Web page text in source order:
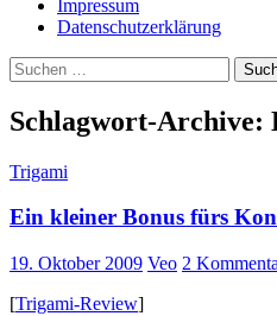
Impressum
Datenschutzerklärung
Suchen
nach:
Schlagwort-Archive:
Trigami
Ein kleiner Bonus fürs
19. Oktober 2009 Veo 2
[Trigami-Review]